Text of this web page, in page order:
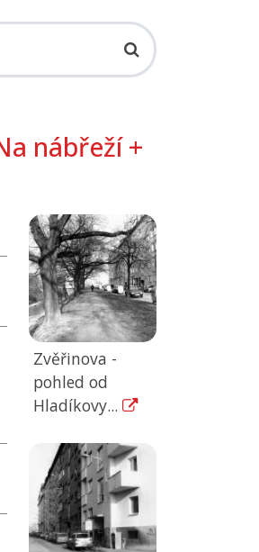
nábřeží +
Zvěřinova -
pohled od
Hladíkovy...